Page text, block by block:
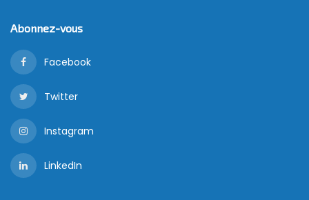
Abonnez-vous
Facebook
Twitter
Instagram
LinkedIn